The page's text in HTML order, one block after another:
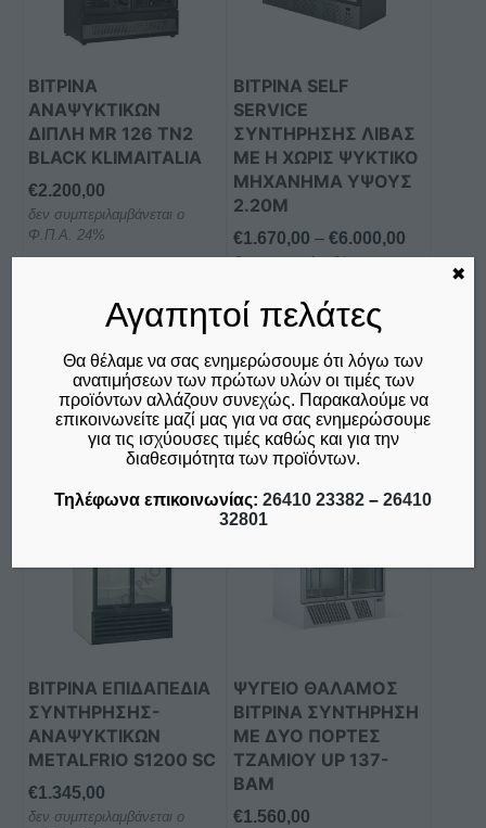
ΒΙΤΡΙΝΑ
ΑΝΑΨΥΚΤΙΚΩΝ
ΔΙΠΛΗ MR 126 TN2
BLACK KLIMAITALIA
€2.200,00
δεν συμπεριλαμβάνεται ο
Φ.Π.Α. 24%
Προσθήκη στο καλάθι
Σύγκριση
ΒΙΤΡΙΝΑ SELF
SERVICE
ΣΥΝΤΗΡΗΣΗΣ ΛΙΒΑΣ
ΜΕ Η ΧΩΡΙΣ ΨΥΚΤΙΚΟ
ΜΗΧΑΝΗΜΑ ΥΨΟΥΣ
2.20M
€1.670,00 – €6.000,00Price
range:
δεν συμπεριλαμβάνεται ο
μπορούν
να
επιλεγούν
στη
σελίδα
του
προϊόντος
Σύγκριση
ΒΙΤΡΙΝΑ ΕΠΙΔΑΠΕΔΙΑ
ΣΥΝΤΗΡΗΣΗΣ-
ΑΝΑΨΥΚΤΙΚΩΝ
METALFRIO S1200 SC
€1.345,00
δεν συμπεριλαμβάνεται ο
ΨΥΓΕΙΟ ΘΑΛΑΜΟΣ
ΒΙΤΡΙΝΑ ΣΥΝΤΗΡΗΣΗ
ΜΕ ΔΥΟ ΠΟΡΤΕΣ
ΤΖΑΜΙΟΥ UP 137-
BAM
€1.560,00
Αγαπητοί πελάτες
Θα θέλαμε να σας ενημερώσουμε ότι λόγω των
ανατιμήσεων των πρώτων υλών οι τιμές των
προϊόντων αλλάζουν συνεχώς. Παρακαλούμε να
επικοινωνείτε μαζί μας για να σας ενημερώσουμε
για τις ισχύουσες τιμές καθώς και για την
διαθεσιμότητα των προϊόντων.
Τηλέφωνα επικοινωνίας: 26410 23382 – 26410
32801
✖